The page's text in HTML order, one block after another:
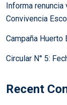
Informa renuncia
Convivencia
Campaña Huerto
Circular N° 5:
Recent